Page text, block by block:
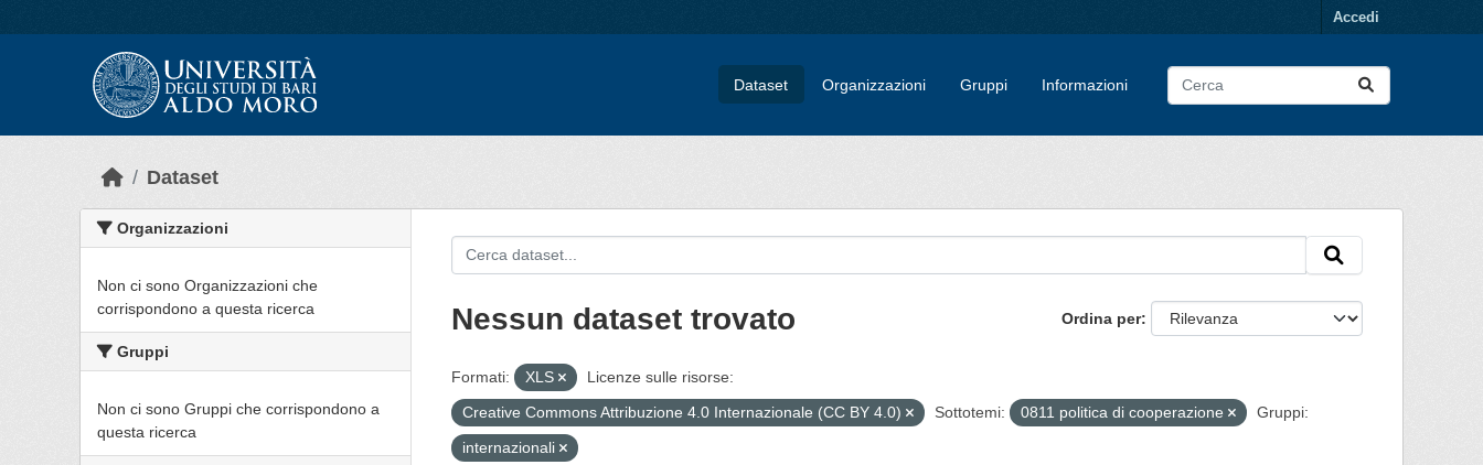
Accedi
Dataset Organizzazioni Gruppi Informazioni
Dataset
Organizzazioni
Non ci sono Organizzazioni che
corrispondono a questa ricerca
Gruppi
Non ci sono Gruppi che corrispondono a
questa ricerca
Ordina per
Nessun dataset trovato
Formati: XLS
Licenze sulle risorse:
Creative Commons Attribuzione 4.0 Internazionale (CC BY 4.0)
Sottotemi: 0811 politica di cooperazione
Gruppi:
internazionali